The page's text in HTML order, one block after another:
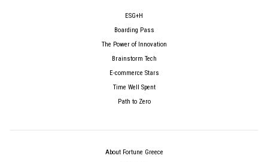
ESG+H
Boarding Pass
The Power of Innovation
Brainstorm Tech
E-commerce Stars
Time Well Spent
Path to Zero
About Fortune Greece